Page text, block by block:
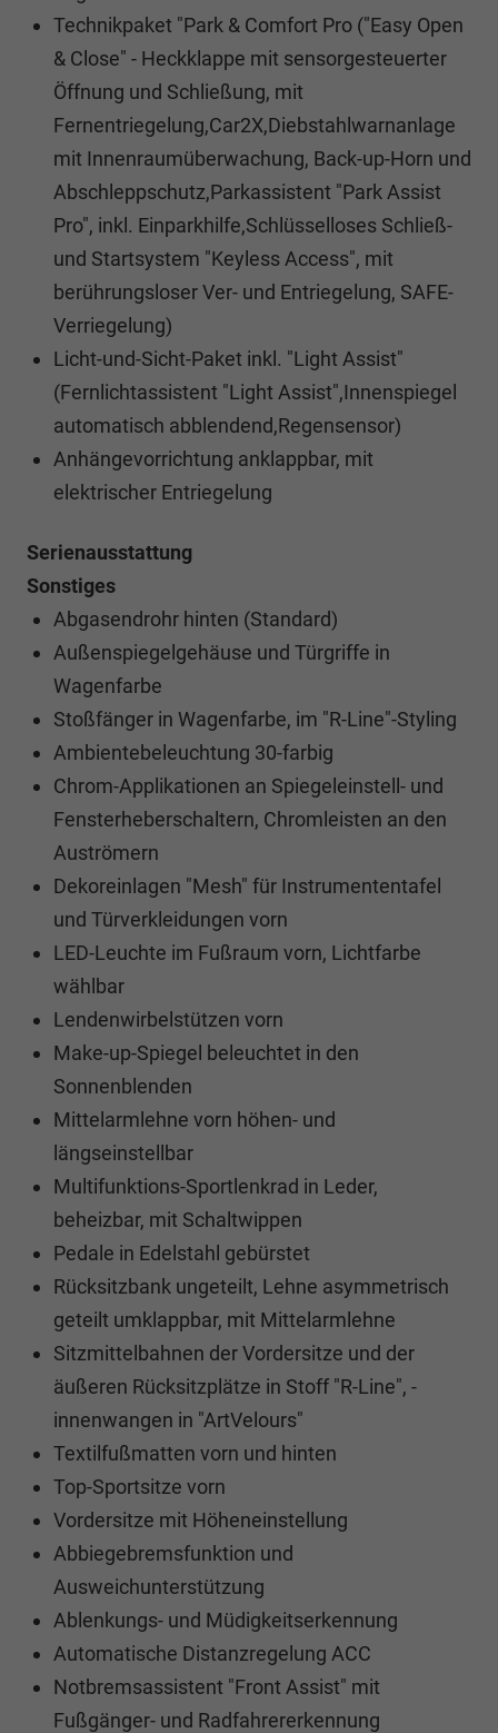
Technikpaket "Park & Comfort Pro ("Easy Open
& Close" - Heckklappe mit sensorgesteuerter
Öffnung und Schließung, mit
Fernentriegelung,Car2X,Diebstahlwarnanlage
mit Innenraumüberwachung, Back-up-Horn und
Abschleppschutz,Parkassistent "Park Assist
Pro", inkl. Einparkhilfe,Schlüsselloses Schließ-
und Startsystem "Keyless Access", mit
berührungsloser Ver- und Entriegelung, SAFE-
Verriegelung)
Licht-und-Sicht-Paket inkl. "Light Assist"
(Fernlichtassistent "Light Assist",Innenspiegel
automatisch abblendend,Regensensor)
Anhängevorrichtung anklappbar, mit
elektrischer Entriegelung
Serienausstattung
Sonstiges
Abgasendrohr hinten (Standard)
Außenspiegelgehäuse und Türgriffe in
Wagenfarbe
Stoßfänger in Wagenfarbe, im "R-Line"-Styling
Ambientebeleuchtung 30-farbig
Chrom-Applikationen an Spiegeleinstell- und
Fensterheberschaltern, Chromleisten an den
Auströmern
Dekoreinlagen "Mesh" für Instrumententafel
und Türverkleidungen vorn
LED-Leuchte im Fußraum vorn, Lichtfarbe
wählbar
Lendenwirbelstützen vorn
Make-up-Spiegel beleuchtet in den
Sonnenblenden
Mittelarmlehne vorn höhen- und
längseinstellbar
Multifunktions-Sportlenkrad in Leder,
beheizbar, mit Schaltwippen
Pedale in Edelstahl gebürstet
Rücksitzbank ungeteilt, Lehne asymmetrisch
geteilt umklappbar, mit Mittelarmlehne
Sitzmittelbahnen der Vordersitze und der
äußeren Rücksitzplätze in Stoff "R-Line", -
innenwangen in "ArtVelours"
Textilfußmatten vorn und hinten
Top-Sportsitze vorn
Vordersitze mit Höheneinstellung
Abbiegebremsfunktion und
Ausweichunterstützung
Ablenkungs- und Müdigkeitserkennung
Automatische Distanzregelung ACC
Notbremsassistent "Front Assist" mit
Fußgänger- und Radfahrererkennung